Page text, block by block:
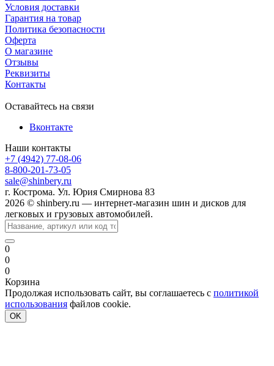
Условия доставки
Гарантия на товар
Политика безопасности
Оферта
О магазине
Отзывы
Реквизиты
Контакты
Оставайтесь на связи
Вконтакте
Наши контакты
+7 (4942) 77-08-06
8-800-201-73-05
sale@shinbery.ru
г. Кострома. Ул. Юрия Смирнова 83
2026 © shinbery.ru — интернет-магазин шин и дисков для
легковых и грузовых автомобилей.
0
0
0
Корзина
Продолжая использовать сайт, вы соглашаетесь с политикой
использования файлов cookie.
OK